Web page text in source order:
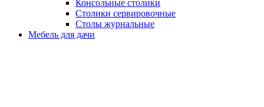
Консольные столики
Столики сервировочные
Столы журнальные
Мебель для дачи